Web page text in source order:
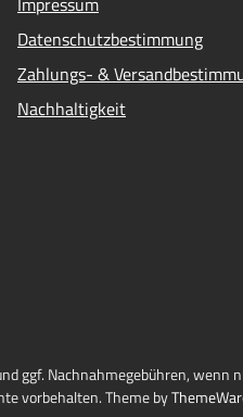
Datenschutzbestimmung
Zahlungs- &
Nachhaltigkeit
ggf. Nachnahmegebühren, wenn
vorbehalten. Theme by